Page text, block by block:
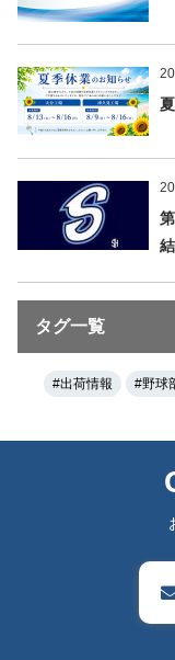
タグ一覧
#出荷情報 #野球